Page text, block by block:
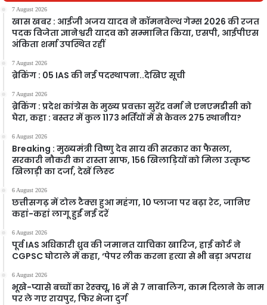
7 August 2026
खास खबर : आईजी अजय यादव ने कॉमनवेल्थ गेम्स 2026 की रजत
पदक विजेता ज्ञानेश्वरी यादव को सम्मानित किया, एसपी, आईपीएस
अंकिता शर्मा उपस्थित रहीं
7 August 2026
ब्रेकिंग : 05 IAS की नई पदस्थापना..देखिए सूची
7 August 2026
ब्रेकिंग : प्रदेश कांग्रेस के मुख्य प्रवक्ता सुरेंद्र वर्मा ने एनएमडीसी को
घेरा, कहा : बस्तर में कुल 1173 भर्तियों में से केवल 275 स्थानीय?
6 August 2026
Breaking : मुख्यमंत्री विष्णु देव साय की सरकार का फैसला,
सरकारी नौकरी का रास्ता साफ, 156 खिलाड़ियों को मिला उत्कृष्ट
खिलाड़ी का दर्जा, देखें लिस्‍ट
6 August 2026
छत्तीसगढ़ में टोल टैक्स हुआ महंगा, 10 प्लाजा पर बढ़ा रेट, जानिए
कहां-कहां लागू हुईं नई दरें
6 August 2026
पूर्व IAS अधिकारी ध्रुव की जमानत याचिका खारिज, हाई कोर्ट ने
CGPSC घोटाले में कहा, ‘पेपर लीक करना हत्या से भी बड़ा अपराध
6 August 2026
भूखे-प्यासे बच्चों का रेस्क्यू, 16 में से 7 नाबालिग, काम दिलाने के नाम
पर ले गए रायपुर, फिर भेजा दुर्ग